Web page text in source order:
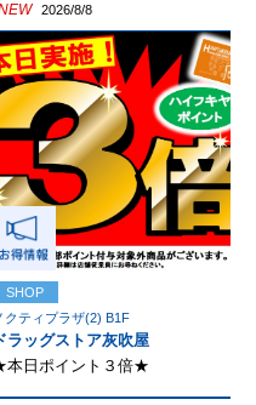
2026/8/8
SHOP
クティプラザ(2) B1F
ラッグストア灰吹屋
日ポイント３倍★